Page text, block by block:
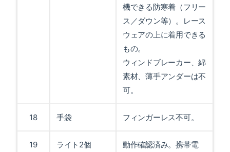
機できる防寒着（フリー
ス／ダウン等）。レース
ウェアの上に着用できる
もの。
ウィンドブレーカー、綿
素材、薄手アンダーは不
可。
18 手袋 フィンガーレス不可。
19 ライト2個
動作確認済み。携帯電